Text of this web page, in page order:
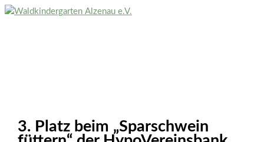
Zum
3. Platz beim „Sparschwein